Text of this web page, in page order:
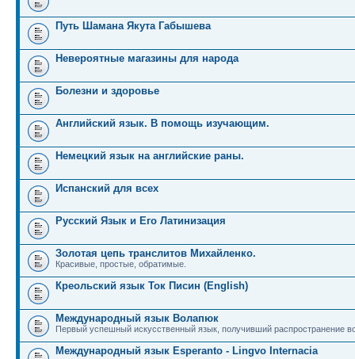
Путь Шамана Якута Габышева
Невероятные магазины для народа
Болезни и здоровье
Английский язык. В помощь изучающим.
Немецкий язык на английские раны.
Испанский для всех
Русский Язык и Его Латинизация
Золотая цепь транслитов Михайленко.
Красивые, простые, обратимые.
Креольский язык Ток Писин (English)
Международный язык Волапюк
Первый успешный искусственный язык, получивший распространение
Международный язык Esperanto - Lingvo Internacia